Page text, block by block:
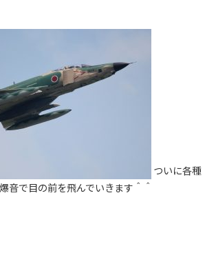
ついに各種
音で目の前を飛んでいきます＾＾